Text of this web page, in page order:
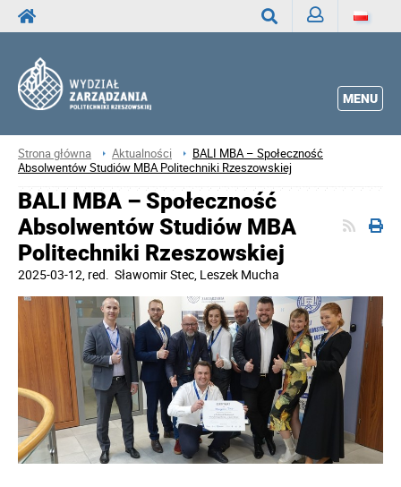
MENU
Strona główna Aktualności
BALI MBA – Społeczność
Absolwentów Studiów MBA Politechniki Rzeszowskiej
BALI MBA – Społeczność
Absolwentów Studiów MBA
Politechniki Rzeszowskiej
2025-03-12, red. Sławomir Stec, Leszek Mucha